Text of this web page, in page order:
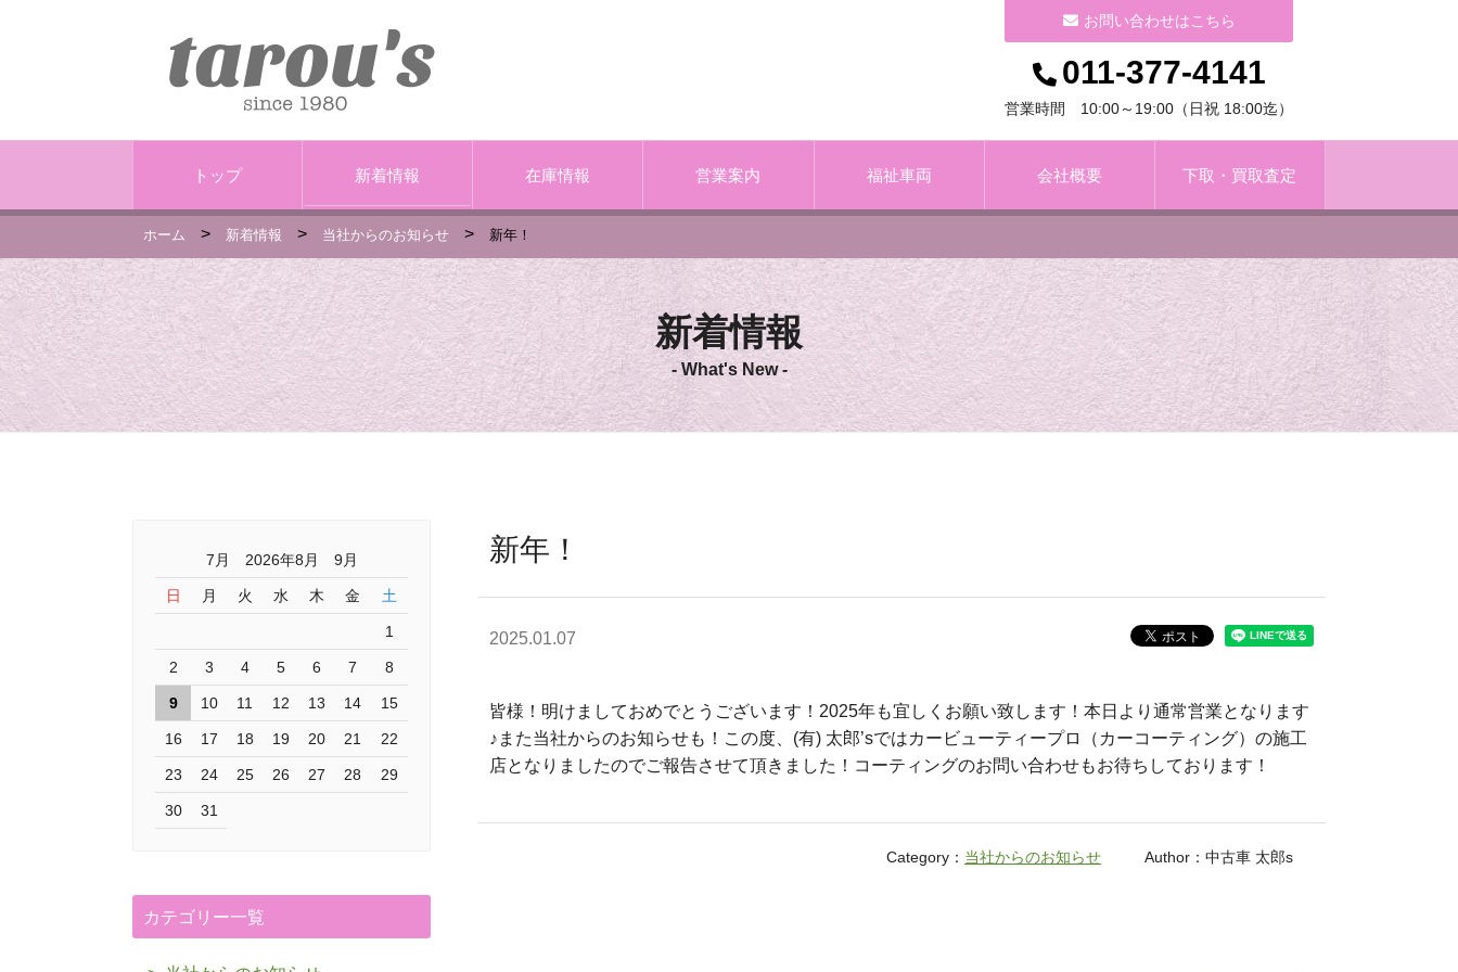
お問い合わせはこちら
011-377-4141
営業時間 10:00～19:00（日祝 18:00迄）
トップ 新着情報 在庫情報 営業案内 福祉車両 会社概要 下取・買取査定
ホーム > 新着情報 > 当社からのお知らせ > 新年！
新着情報
- What's New -
新年！
2025.01.07
皆様！明けましておめでとうございます！2025年も宜しくお願い致します！本日より通常営業となります
♪また当社からのお知らせも！この度、(有) 太郎’sではカービューティープロ（カーコーティング）の施工
店となりましたのでご報告させて頂きました！コーティングのお問い合わせもお待ちしております！
Category： 当社からのお知らせ Author：中古車 太郎s
7月 2026年8月 9月
日 月 火 水 木 金 土
1
2 3 4 5 6 7 8
9 10 11 12 13 14 15
16 17 18 19 20 21 22
23 24 25 26 27 28 29
30 31
カテゴリー一覧